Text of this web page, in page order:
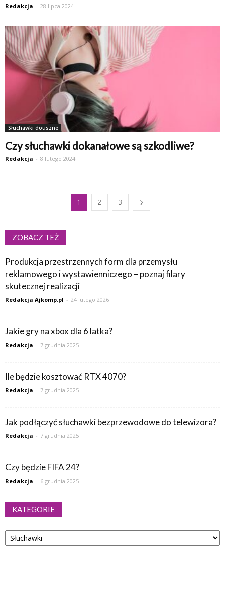
Redakcja - 28 lipca 2024
Słuchawki douszne
Czy słuchawki dokanałowe są szkodliwe?
Redakcja - 8 lutego 2024
1 2 3
ZOBACZ TEŻ
Produkcja przestrzennych form dla przemysłu
reklamowego i wystawienniczego – poznaj filary
skutecznej realizacji
Redakcja Ajkomp.pl - 24 lutego 2026
Jakie gry na xbox dla 6 latka?
Redakcja - 7 grudnia 2025
Ile będzie kosztować RTX 4070?
Redakcja - 7 grudnia 2025
Jak podłączyć słuchawki bezprzewodowe do telewizora?
Redakcja - 7 grudnia 2025
Czy będzie FIFA 24?
Redakcja - 6 grudnia 2025
KATEGORIE
Kategorie